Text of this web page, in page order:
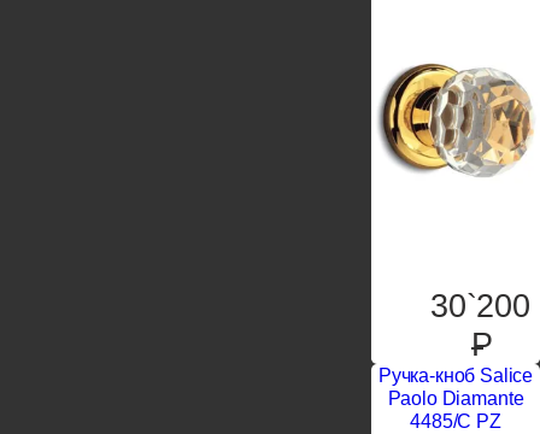
30`200
P
Ручка-кноб Salice
Paolo Diamante
4485/C PZ